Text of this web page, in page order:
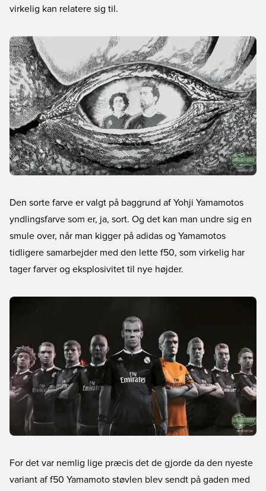
virkelig kan relatere sig til.
Den sorte farve er valgt på baggrund af Yohji Yamamotos
yndlingsfarve som er, ja, sort. Og det kan man undre sig en
smule over, når man kigger på adidas og Yamamotos
tidligere samarbejder med den lette f50, som virkelig har
tager farver og eksplosivitet til nye højder.
For det var nemlig lige præcis det de gjorde da den nyeste
variant af f50 Yamamoto støvlen blev sendt på gaden med